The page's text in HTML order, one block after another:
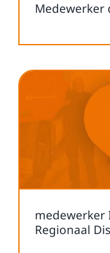
Medewerker
medewerker
Regionaal